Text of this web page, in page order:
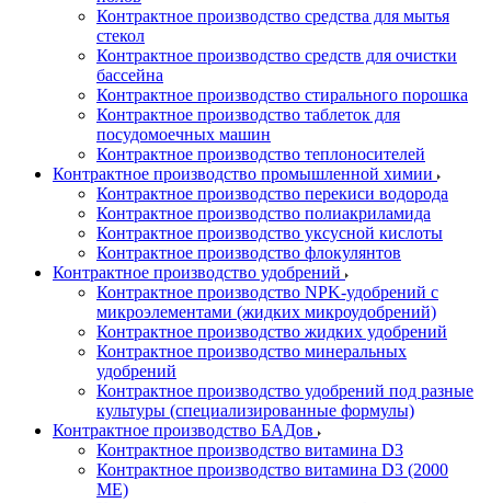
Контрактное производство средства для мытья
стекол
Контрактное производство средств для очистки
бассейна
Контрактное производство стирального порошка
Контрактное производство таблеток для
посудомоечных машин
Контрактное производство теплоносителей
Контрактное производство промышленной химии
Контрактное производство перекиси водорода
Контрактное производство полиакриламида
Контрактное производство уксусной кислоты
Контрактное производство флокулянтов
Контрактное производство удобрений
Контрактное производство NPK-удобрений с
микроэлементами (жидких микроудобрений)
Контрактное производство жидких удобрений
Контрактное производство минеральных
удобрений
Контрактное производство удобрений под разные
культуры (специализированные формулы)
Контрактное производство БАДов
Контрактное производство витамина D3
Контрактное производство витамина D3 (2000
МЕ)